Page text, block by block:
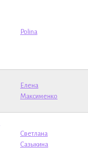
Polina
Елена
Максименко
Светлана
Сазыкина